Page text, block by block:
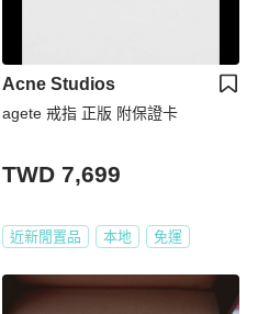
Acne Studios
agete 戒指 正版 附保證卡
TWD 7,699
近新閒置品 本地 免運